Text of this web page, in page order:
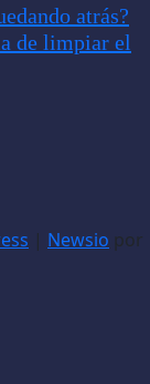
atrás?
de limpiar el
| Newsio por